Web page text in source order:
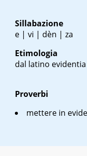
Sillabazione
e | vi | dèn | za
Etimologia
dal latino evidentia
Proverbi
mettere in